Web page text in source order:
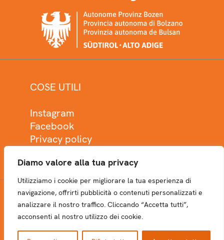
Diamo valore alla tua privacy
Utilizziamo i cookie per migliorare la tua esperienza di
navigazione, offrirti pubblicità o contenuti personalizzati e
analizzare il nostro traffico. Cliccando “Accetta tutti”,
acconsenti al nostro utilizzo dei cookie.
COSE UTILI
Instagram
Facebook
Privacy policy
NEWSLETTER